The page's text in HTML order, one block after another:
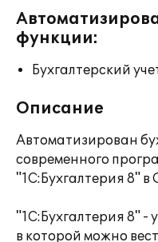
функции:
Бухгалтерский
Описание
Автоматизирован
современного
"1С:Бухгалтерия 8"
"1С:Бухгалтерия 8" -
в которой можно